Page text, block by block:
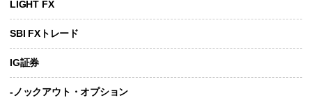
LIGHT FX
SBI FXトレード
IG証券
-ノックアウト・オプション